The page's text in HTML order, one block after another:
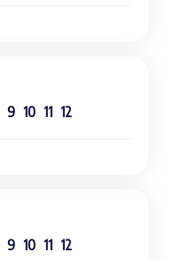
9 10 11 12
9 10 11 12